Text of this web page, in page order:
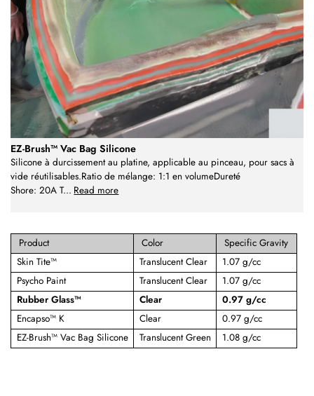
EZ-Brush™ Vac Bag Silicone
Silicone à durcissement au platine, applicable au pinceau, pour sacs à
vide réutilisables.Ratio de mélange: 1:1 en volumeDureté
Shore: 20A T... Read more
Product Color
Specific Gravity
Skin Tite™
Translucent Clear
1.07 g/cc
Psycho Paint
Translucent Clear
1.07 g/cc
Rubber Glass™
Clear
0.97 g/cc
Encapso™ K
Clear
0.97 g/cc
EZ-Brush™ Vac Bag Silicone
Translucent Green 1.08 g/cc